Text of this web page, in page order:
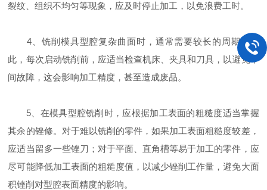
裂纹、组织不均匀等现象，应及时停止加工，以免浪费工时。
4、铣削模具型腔复杂曲面时，通常需要较长的周期。因
此，每次启动铣削前，应适当检查机床、夹具和刀具，以避免中
间故障，这会影响加工精度，甚至造成废品。
5、在模具型腔铣削时，应根据加工表面的粗糙度适当掌握
其余的锉修。对于难以铣削的零件，如果加工表面粗糙度较差，
应适当留多一些锉刀；对于平面、直角槽等易于加工的零件，应
尽可能降低加工表面的粗糙度值，以减少锉削工作量，避免大面
积锉削对型腔表面精度的影响。